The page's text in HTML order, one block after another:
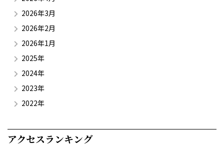
2026年3月
2026年2月
2026年1月
2025年
2024年
2023年
2022年
アクセスランキング